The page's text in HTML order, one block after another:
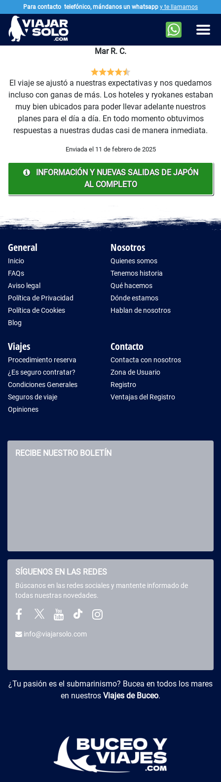
Ir al contenido principal
Mar R. C.
El viaje se ajustó a nuestras expectativas y nos quedamos
incluso con ganas de más. Los hoteles y ryokanes estaban
muy bien ubicados para poder llevar adelante nuestros
planes para el día a día. En todo momento obtuvimos
respuestas a nuestras dudas casi de manera inmediata.
Enviada el 11 de febrero de 2025
INFORMACIÓN Y NUEVAS SALIDAS DE JAPÓN
AL COMPLETO
General
Inicio
FAQs
Aviso legal
Política de Privacidad
Política de Cookies
Blog
Nosotros
Quienes somos
Tenemos historia
Qué hacemos
Dónde estamos
Hablan de nosotros
Viajes
Procedimiento reserva
¿Es seguro contratar?
Condiciones Generales
Seguros de viaje
Opiniones
Contacto
Contacta con nosotros
Zona de Usuario
Registro
Ventajas del Registro
RECIBE NUESTRO BOLETÍN
SÍGUENOS EN LAS REDES
Búscanos en las redes sociales y mantente informado de
todas nuestras novedades.
info@viajarsolo.com
Buceo y Viajes
¿Tu pasión es el submarinismo? Bucea en todos los mares
en nuestros Viajes de Buceo.
Para contacto telefónico, mándanos un whatsapp y te llamamos